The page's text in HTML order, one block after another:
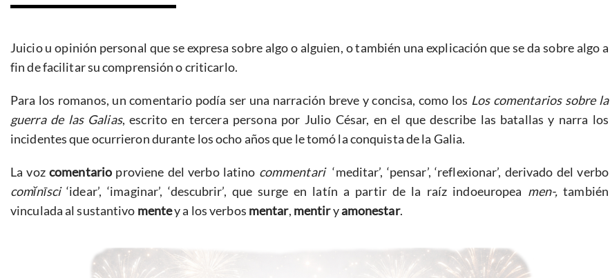
Juicio u opinión personal que se expresa sobre algo o alguien, o también una explicación que se da sobre algo a
fin de facilitar su comprensión o criticarlo.
Para los romanos, un comentario podía ser una narración breve y concisa, como los Los comentarios sobre la
guerra de las Galias, escrito en tercera persona por Julio César, en el que describe las batallas y narra los
incidentes que ocurrieron durante los ocho años que le tomó la conquista de la Galia.
La vozcomentario proviene del verbo latino commentari ‘meditar’, ‘pensar’, ‘reflexionar’, derivado del verbo
comĭnīsci‘idear’, ‘imaginar’, ‘descubrir’, que surge en latín a partir de la raíz indoeuropea men-,también
vinculada al sustantivo mentey a los verbos mentar, mentiryamonestar.